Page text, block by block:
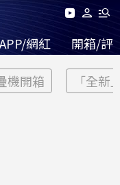
網紅 開箱/評
機開箱 「全新